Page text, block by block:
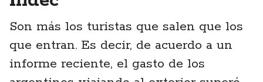
Son más los turistas que salen que los
que entran. Es decir, de acuerdo a un
informe reciente, el gasto de los